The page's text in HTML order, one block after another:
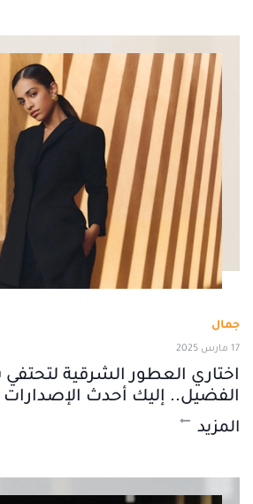
جمال
17 مارس 2025
اختاري العطور الشرقية
الفضيل.. إليك أحدث الإصدارات
المزيد